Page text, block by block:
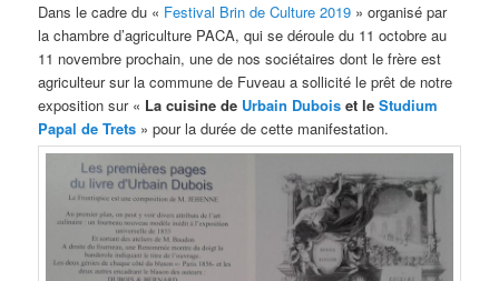
Dans le cadre du « Festival Brin de Culture 2019 » organisé par
la chambre d’agriculture PACA, qui se déroule du 11 octobre au
11 novembre prochain, une de nos sociétaires dont le frère est
agriculteur sur la commune de Fuveau a sollicité le prêt de notre
exposition sur « La cuisine de Urbain Dubois et leStudium
Papal de Trets » pour la durée de cette manifestation.